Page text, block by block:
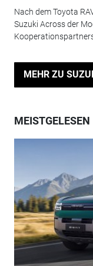
Nach dem Toyota
Suzuki Across der
MEHR ZU
MEISTGELESEN